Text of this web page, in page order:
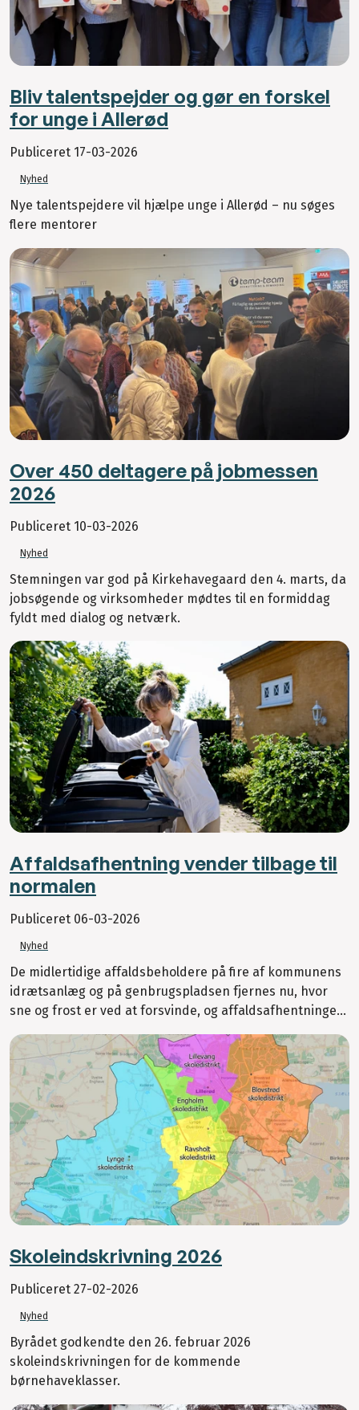
Bliv talentspejder og gør en forskel
for unge i Allerød
Publiceret 17-03-2026
Nyhed
Nye talentspejdere vil hjælpe unge i Allerød – nu søges
flere mentorer
Over 450 deltagere på jobmessen
2026
Publiceret 10-03-2026
Nyhed
Stemningen var god på Kirkehavegaard den 4. marts, da
jobsøgende og virksomheder mødtes til en formiddag
fyldt med dialog og netværk.
Affaldsafhentning vender tilbage til
normalen
Publiceret 06-03-2026
Nyhed
De midlertidige affaldsbeholdere på fire af kommunens
idrætsanlæg og på genbrugspladsen fjernes nu, hvor
sne og frost er ved at forsvinde, og affaldsafhentninge...
Skoleindskrivning 2026
Publiceret 27-02-2026
Nyhed
Byrådet godkendte den 26. februar 2026
skoleindskrivningen for de kommende
børnehaveklasser.